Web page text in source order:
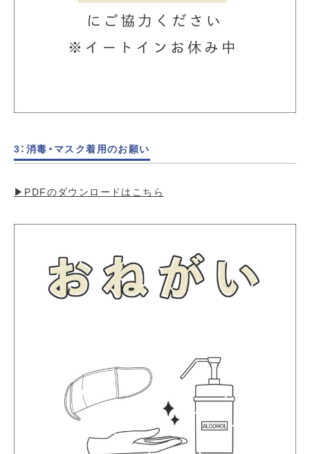
3：消毒・マスク着用のお願い
▶︎PDFのダウンロードはこちら